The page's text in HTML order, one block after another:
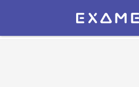
Экзамер — ЕГЭ 2027